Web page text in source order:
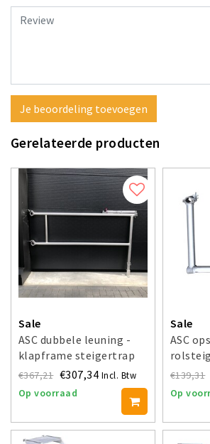
Je beoordeling toevoegen
Gerelateerde producten
Sale
ASC dubbele leuning -
klapframe steigertrap
€367,21 €307,34 Incl. Btw
Op voorraad
Sale
ASC
€139,31
Op